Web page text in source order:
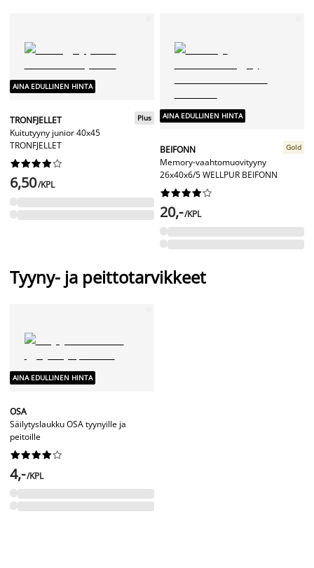
AINA EDULLINEN HINTA
TRONFJELLET
Kuitutyyny junior 40x45
TRONFJELLET
Plus






6,50/KPL
AINA EDULLINEN HINTA
BEIFONN
Memory-vaahtomuovityyny
26x40x6/5 WELLPUR BEIFONN
Gold






20,-/KPL
Tyyny- ja peittotarvikkeet
AINA EDULLINEN HINTA
OSA
Säilytyslaukku OSA tyynyille ja
peitoille






4,-/KPL